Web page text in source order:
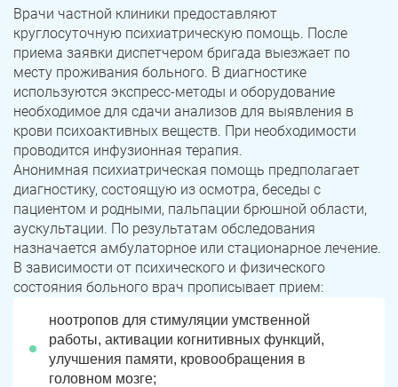
Врачи частной клиники предоставляют
круглосуточную психиатрическую помощь. После
приема заявки диспетчером бригада выезжает по
месту проживания больного. В диагностике
используются экспресс-методы и оборудование
необходимое для сдачи анализов для выявления в
крови психоактивных веществ. При необходимости
проводится инфузионная терапия.
Анонимная психиатрическая помощь предполагает
диагностику, состоящую из осмотра, беседы с
пациентом и родными, пальпации брюшной области,
аускультации. По результатам обследования
назначается амбулаторное или стационарное лечение.
В зависимости от психического и физического
состояния больного врач прописывает прием:
ноотропов для стимуляции умственной
работы, активации когнитивных функций,
улучшения памяти, кровообращения в
головном мозге;